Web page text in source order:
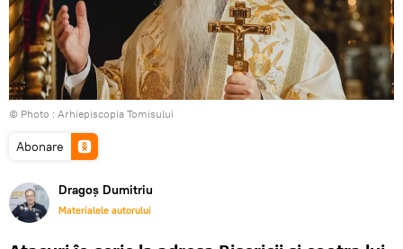
© Photo : Arhiepiscopia Tomisului
Abonare
Dragoș Dumitriu
Materialele autorului